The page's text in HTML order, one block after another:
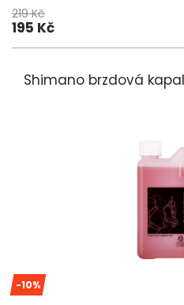
219 Kč
195 Kč
Shimano brzdová
-10%